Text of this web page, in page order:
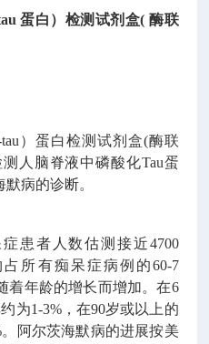
蛋白）检测试剂盒( 酶联
tau）蛋白检测试剂盒(酶联
人脑脊液中磷酸化Tau蛋
病的诊断。
患者人数估测接近4700
所有痴呆症病例的60-7
着年龄的增长而增加。在6
为1-3%，在90岁或以上 的
阿尔茨海默病的进展按美